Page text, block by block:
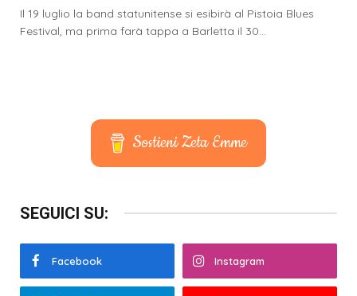
Il 19 luglio la band statunitense si esibirà al Pistoia Blues
Festival, ma prima farà tappa a Barletta il 30…
Sostieni Zeta Emme
SEGUICI SU:
Facebook Instagram